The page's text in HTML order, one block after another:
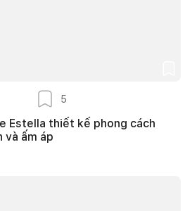
5
Estella thiết kế phong cách
và ấm áp